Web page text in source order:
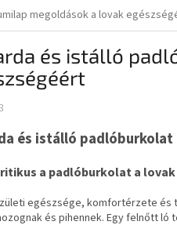
megoldások a lovak
és istálló
és istálló padlóburkolat
a padlóburkolat a lovak
egészsége, komfortérzete és
és pihennek. Egy felnőtt